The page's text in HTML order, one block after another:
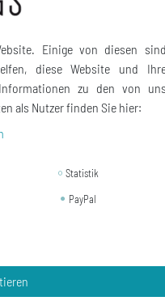
Anhänger
Kröte Frösche
Warenkorb
Einige von diesen
diese Website und
zu den von
als Nutzer finden Sie hier:
Statistik
PayPal